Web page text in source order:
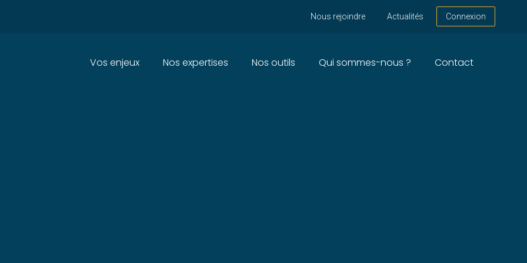
Nous rejoindre Actualités Connexion
Principal
Vos enjeux Nos expertises Nos outils Qui sommes-nous ? Contact